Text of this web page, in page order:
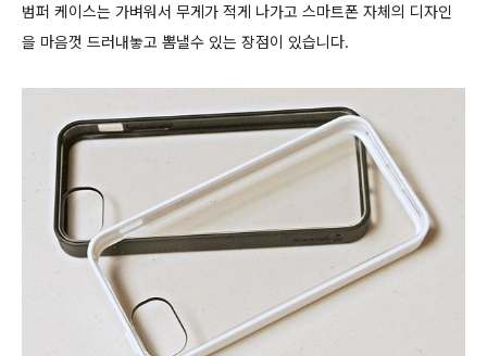
범퍼 케이스는 가벼워서 무게가 적게 나가고 스마트폰 자체의 디자인
을 마음껏 드러내놓고 뽐낼수 있는 장점이 있습니다.